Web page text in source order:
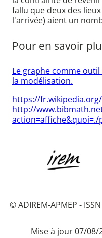
fallu que deux des
l'arrivée) aient un
Pour en savoir
Le graphe comme
la modélisation.
https://fr.wikipedia.org/
http://
© ADIREM-APMEP -
Mise à jour 07/08/